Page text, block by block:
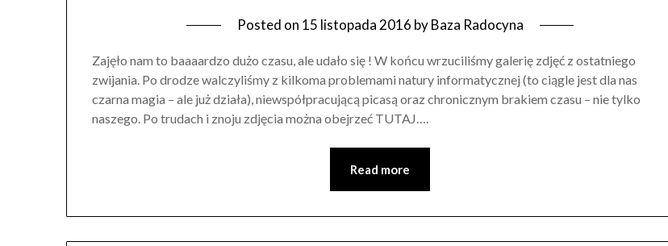
Posted on 15 listopada 2016 byBaza Radocyna
Zajęło nam to baaaardzo dużo czasu, ale udało się ! W końcu wrzuciliśmy galerię zdjęć z ostatniego
zwijania. Po drodze walczyliśmy z kilkoma problemami natury informatycznej (to ciągle jest dla nas
czarna magia – ale już działa), niewspółpracującą picasą oraz chronicznym brakiem czasu – nie tylko
naszego. Po trudach i znoju zdjęcia można obejrzeć TUTAJ….
Read more